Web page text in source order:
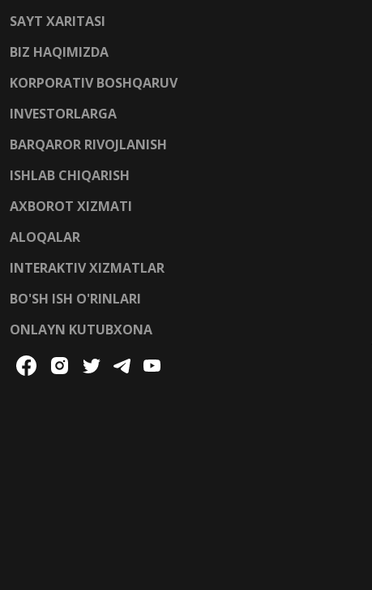
SAYT XARITASI
BIZ HAQIMIZDA
KORPORATIV BOSHQARUV
INVESTORLARGA
BARQAROR RIVOJLANISH
ISHLAB CHIQARISH
AXBOROT XIZMATI
ALOQALAR
INTERAKTIV XIZMATLAR
BO'SH ISH O'RINLARI
ONLAYN KUTUBXONA